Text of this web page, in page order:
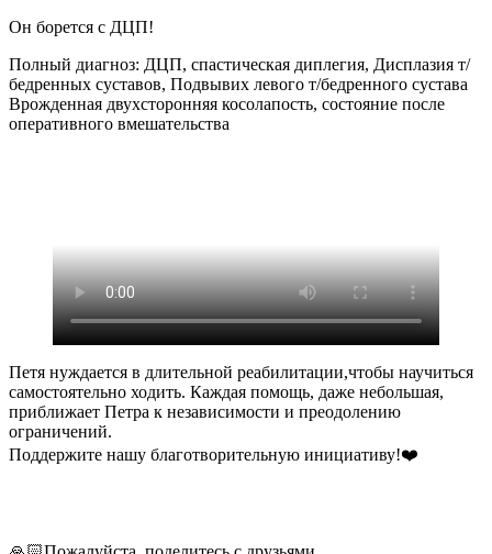
Он борется с ДЦП!
Полный диагноз: ДЦП, спастическая диплегия, Дисплазия т/
бедренных суставов, Подвывих левого т/бедренного сустава
Врожденная двухсторонняя косолапость, состояние после
оперативного вмешательства
Петя нуждается в длительной реабилитации,чтобы научиться
самостоятельно ходить. Каждая помощь, даже небольшая,
приближает Петра к независимости и преодолению
ограничений.
Поддержите нашу благотворительную инициативу!❤️